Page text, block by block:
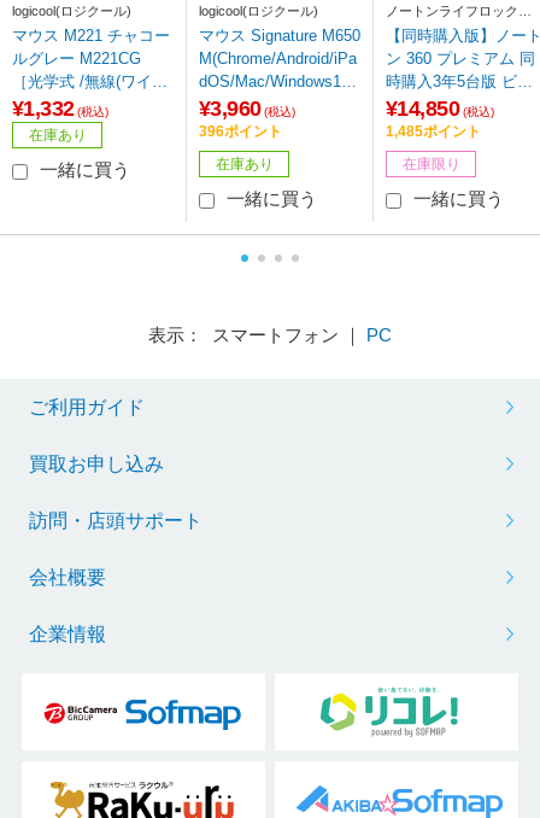
logicool(ロジクール)
マウス M221 チャコー
ルグレー M221CG
［光学式 /無線(ワイヤ
レス) /3ボタン /USB］
¥1,332 (税込)
在庫あり
一緒に買う
logicool(ロジクール)
マウス Signature M650
M(Chrome/Android/iPa
dOS/Mac/Windows11
対応) グラファイト M6
50MGR ［光学式 /無線
(ワイヤレス) /5ボタン
/Bluetooth・USB］
¥3,960 (税込)
396ポイント
在庫あり
一緒に買う
ノートンライフロック
Norton Lifelock
【同時購入版】ノー
ン 360 プレミアム 同
時購入3年5台版 ビッ
クカメラグループ専
［Win・Mac・Androi
d・iOS用］
¥14,850 (税込)
1,485ポイント
在庫限り
一緒に買う
表示： スマートフォン ｜ PC
ご利用ガイド
買取お申し込み
訪問・店頭サポート
会社概要
企業情報